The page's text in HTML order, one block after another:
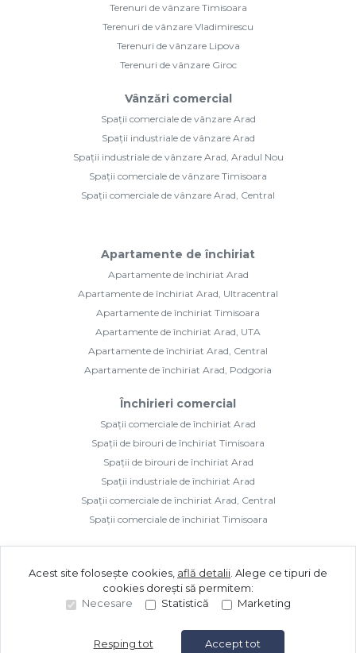
Terenuri de vânzare Timisoara
Terenuri de vânzare Vladimirescu
Terenuri de vânzare Lipova
Terenuri de vânzare Giroc
Vânzări comercial
Spații comerciale de vânzare Arad
Spații industriale de vânzare Arad
Spații industriale de vânzare Arad, Aradul Nou
Spații comerciale de vânzare Timisoara
Spații comerciale de vânzare Arad, Central
Apartamente de închiriat
Apartamente de închiriat Arad
Apartamente de închiriat Arad, Ultracentral
Apartamente de închiriat Timisoara
Apartamente de închiriat Arad, UTA
Apartamente de închiriat Arad, Central
Apartamente de închiriat Arad, Podgoria
Închirieri comercial
Spații comerciale de închiriat Arad
Spații de birouri de închiriat Timisoara
Spații de birouri de închiriat Arad
Spații industriale de închiriat Arad
Spații comerciale de închiriat Arad, Central
Spații comerciale de închiriat Timisoara
©2026 Golden Imozone S.R.L.
Site creat în
Acest site folosește cookies, află detalii Alege ce tipuri de
cookies dorești să permitem:
Necesare
Statistică Marketing
Resping tot Accept tot